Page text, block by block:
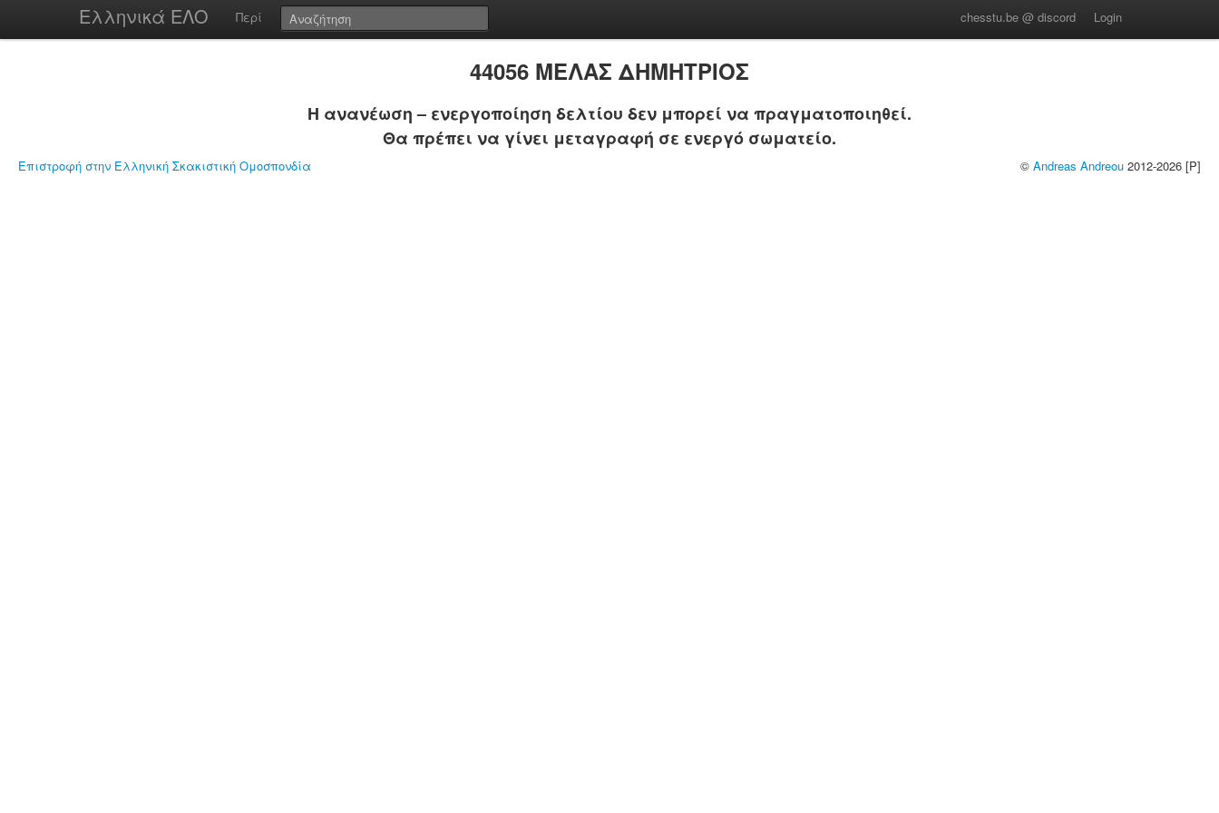
Ελληνικά ΕΛΟ Περί chesstu.be @ discord Login
44056 ΜΕΛΑΣ ΔΗΜΗΤΡΙΟΣ
Η ανανέωση – ενεργοποίηση δελτίου δεν μπορεί να πραγματοποιηθεί.
Θα πρέπει να γίνει μεταγραφή σε ενεργό σωματείο.
Επιστροφή στην Ελληνική Σκακιστική Ομοσπονδία © Andreas Andreou 2012-2026 [P]